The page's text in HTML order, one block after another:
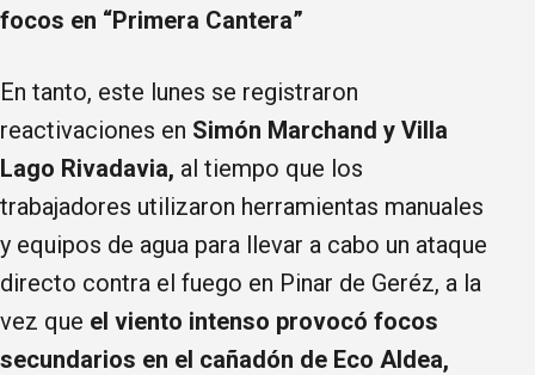
focos en “Primera Cantera”
En tanto, este lunes se registraron
reactivaciones en Simón Marchand y Villa
Lago Rivadavia, al tiempo que los
trabajadores utilizaron herramientas manuales
y equipos de agua para llevar a cabo un ataque
directo contra el fuego en Pinar de Geréz, a la
vez que el viento intenso provocó focos
secundarios en el cañadón de Eco Aldea,